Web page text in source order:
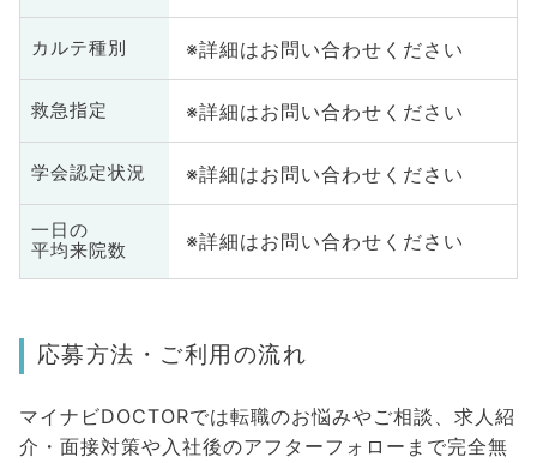
カルテ種別 ※詳細はお問い合わせください
救急指定 ※詳細はお問い合わせください
学会認定状況 ※詳細はお問い合わせください
一日の
平均来院数
※詳細はお問い合わせください
応募方法・ご利用の流れ
マイナビDOCTORでは転職のお悩みやご相談、求人紹
介・面接対策や入社後のアフターフォローまで完全無